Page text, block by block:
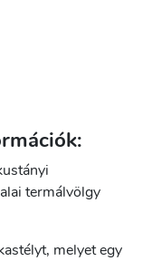
termálvölgy
melyet egy